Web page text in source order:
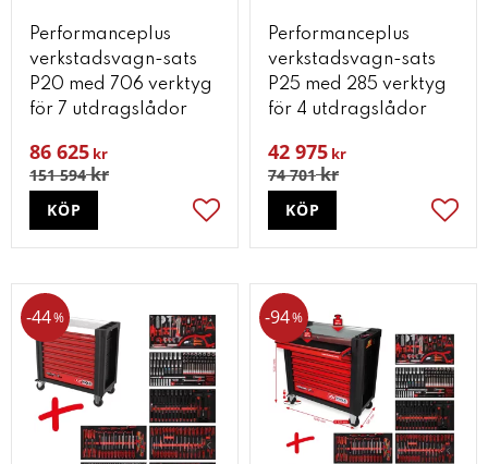
Performanceplus
verkstadsvagn-sats
P20 med 706 verktyg
för 7 utdragslådor
86 625 kr
151 594kr
Lägg till i favoriter
KÖP
Performanceplus
verkstadsvagn-sats
P25 med 285 verktyg
för 4 utdragslådor
42 975 kr
74 701kr
KÖP
44% 94%